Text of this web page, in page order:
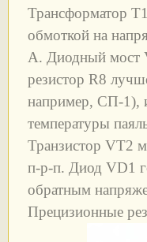
Трансформатор
обмоткой на
А. Диодный мост
резистор R8
например, СП-1),
температуры
Транзистор VT2
п-р-п. Диод VD1
обратным
Прецизионные